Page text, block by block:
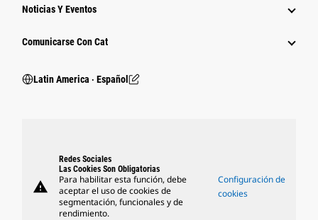
Noticias Y Eventos
Comunicarse Con Cat
Latin America ‧ Español
warning
Redes Sociales
Las Cookies Son Obligatorias
Para habilitar esta función, debe
aceptar el uso de cookies de
segmentación, funcionales y de
rendimiento.
Configuración de
cookies